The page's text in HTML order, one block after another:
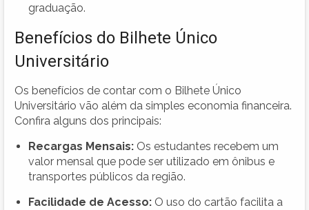
graduação.
Benefícios do Bilhete Único
Universitário
Os benefícios de contar com o Bilhete Único
Universitário vão além da simples economia financeira.
Confira alguns dos principais:
Recargas Mensais: Os estudantes recebem um
valor mensal que pode ser utilizado em ônibus e
transportes públicos da região.
Facilidade de Acesso: O uso do cartão facilita a